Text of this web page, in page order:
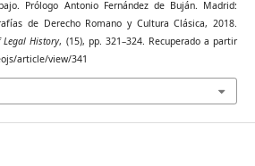
Prólogo Antonio Fernández de Buján. Madrid:
de Derecho Romano y Cultura Clásica, 2018.
Legal History, (15), pp. 321–324. Recuperado a partir
article/view/341